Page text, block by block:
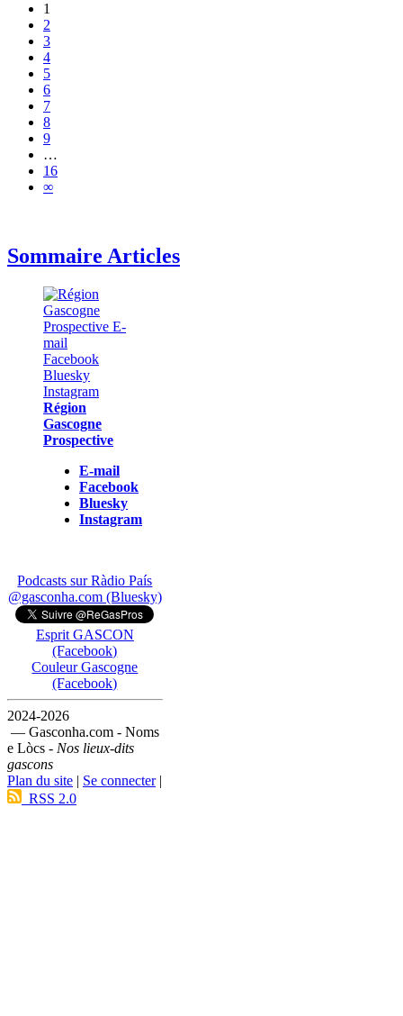
1
2
3
4
5
6
7
8
9
…
16
∞
Sommaire Articles
Région
Gascogne
Prospective
E-mail
Facebook
Bluesky
Instagram
Podcasts sur Ràdio País
@gasconha.com (Bluesky)
Esprit GASCON
(Facebook)
Couleur Gascogne
(Facebook)
2024-2026
— Gasconha.com - Noms
e Lòcs - Nos lieux-dits
gascons
Plan du site | Se connecter|
RSS 2.0